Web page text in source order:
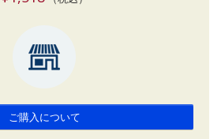
ご購入について